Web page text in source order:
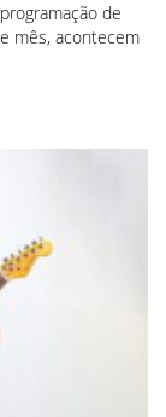
de
mês, acontecem